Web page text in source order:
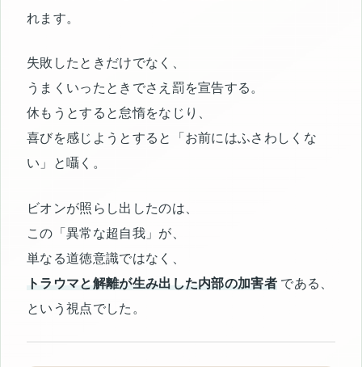
れます。
失敗したときだけでなく、
うまくいったときでさえ罰を宣告する。
休もうとすると怠惰をなじり、
喜びを感じようとすると「お前にはふさわしくな
い」と囁く。
ビオンが照らし出したのは、
この「異常な超自我」が、
単なる道徳意識ではなく、
トラウマと解離が生み出した内部の加害者 である、
という視点でした。